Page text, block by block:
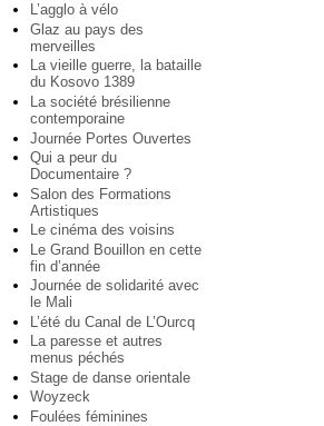
L’agglo à vélo
Glaz au pays des
merveilles
La vieille guerre, la bataille
du Kosovo 1389
La société brésilienne
contemporaine
Journée Portes Ouvertes
Qui a peur du
Documentaire ?
Salon des Formations
Artistiques
Le cinéma des voisins
Le Grand Bouillon en cette
fin d’année
Journée de solidarité avec
le Mali
L’été du Canal de L’Ourcq
La paresse et autres
menus péchés
Stage de danse orientale
Woyzeck
Foulées féminines